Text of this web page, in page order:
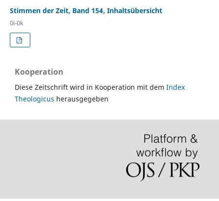
Stimmen der Zeit, Band 154, Inhaltsübersicht
0i-0k
Kooperation
Diese Zeitschrift wird in Kooperation mit dem Index
Theologicus herausgegeben